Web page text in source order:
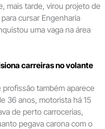
mais tarde, virou projeto de
cursar Engenharia
uma vaga na área
carreiras no volante
também aparece
36 anos, motorista há 15
de perto carrocerias,
pegava carona com o